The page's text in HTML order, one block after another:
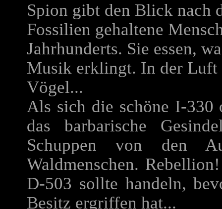
Spion gibt den Blick nach
Fossilien gehaltene
Jahrhunderts. Sie essen,
Musik erklingt. In der Luft
Vögel...
Als sich die schöne I-330
das barbarische
Schuppen von den
Waldmenschen.
D-503 sollte handeln,
Besitz ergriffen hat...